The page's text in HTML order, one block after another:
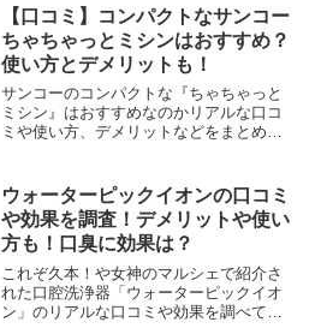
ても磨き残しって気になりますよね。そ
んな磨き残しゼロを目...
【口コミ】コンパクトなサンコー
ちゃちゃっとミシンはおすすめ？
使い方とデメリットも！
サンコーのコンパクトな『ちゃちゃっと
ミシン』はおすすめなのかリアルな口コ
ミや使い方、デメリットなどをまとめて
ね。でも、普通のものは重たいし場所も
取るので、毎回出したりし...
ウォーターピックイオンの口コミ
や効果を調査！デメリットや使い
方も！口臭に効果は？
これぞ久本！や女神のマルシェで紹介さ
れた口腔洗浄器「ウォーターピックイオ
ン」のリアルな口コミや効果を調べてま